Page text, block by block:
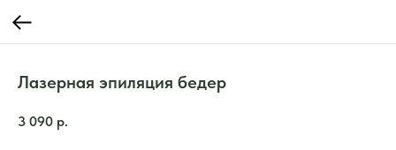
Лазерная эпиляция бедер
3 090 р.